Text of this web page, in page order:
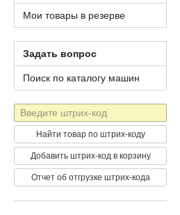
Мои товары в резерве
Задать вопрос
Поиск по каталогу машин
Штрих-
код
Найти товар по штрих-коду
Добавить штрих-код в корзину
Отчет об отгрузке штрих-кода